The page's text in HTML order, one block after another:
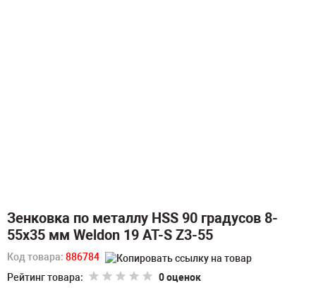
Зенковка по металлу HSS 90 градусов 8-
55х35 мм Weldon 19 AT-S Z3-55
Код товара: 886784
Рейтинг товара:
0 оценок